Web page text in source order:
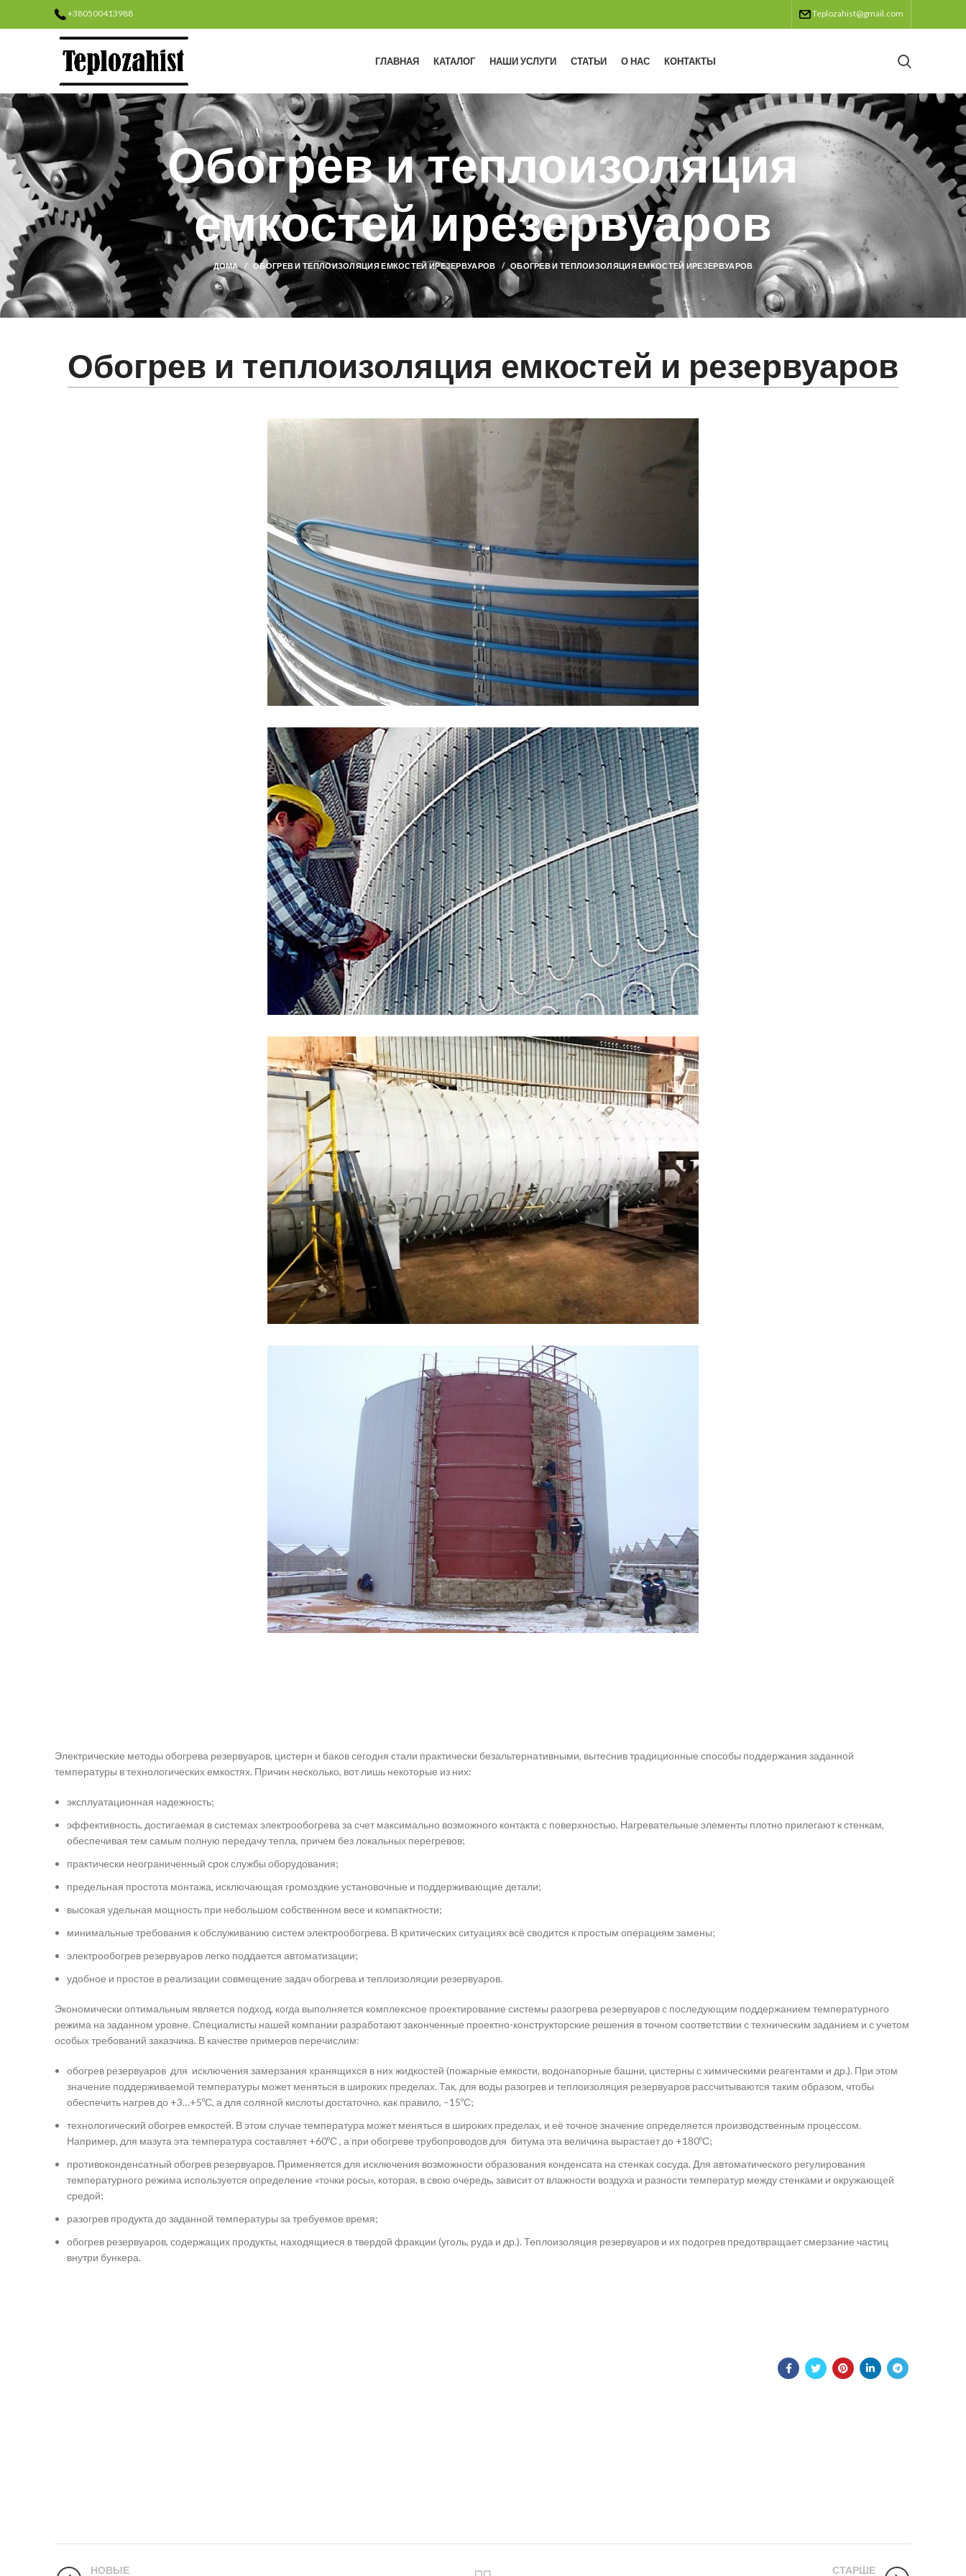
+380500413988 Teplozahist@gmail.com
ГЛАВНАЯ КАТАЛОГ НАШИ УСЛУГИ СТАТЬИ О НАС КОНТАКТЫ
Обогрев и теплоизоляция
емкостей ирезервуаров
ДОМА ОБОГРЕВ И ТЕПЛОИЗОЛЯЦИЯ ЕМКОСТЕЙ ИРЕЗЕРВУАРОВ ОБОГРЕВ И ТЕПЛОИЗОЛЯЦИЯ ЕМКОСТЕЙ ИРЕЗЕРВУАРОВ
Обогрев и теплоизоляция емкостей и резервуаров
Электрические методы обогрева резервуаров, цистерн и баков сегодня стали практически безальтернативными, вытеснив традиционные способы поддержания заданной
температуры в технологических емкостях. Причин несколько, вот лишь некоторые из них:
эксплуатационная надежность;
эффективность, достигаемая в системах электрообогрева за счет максимально возможного контакта с поверхностью. Нагревательные элементы плотно прилегают к стенкам,
обеспечивая тем самым полную передачу тепла, причем без локальных перегревов;
практически неограниченный срок службы оборудования;
предельная простота монтажа, исключающая громоздкие установочные и поддерживающие детали;
высокая удельная мощность при небольшом собственном весе и компактности;
минимальные требования к обслуживанию систем электрообогрева. В критических ситуациях всё сводится к простым операциям замены;
электрообогрев резервуаров легко поддается автоматизации;
удобное и простое в реализации совмещение задач обогрева и теплоизоляции резервуаров.
Экономически оптимальным является подход, когда выполняется комплексное проектирование системы разогрева резервуаров с последующим поддержанием температурного
режима на заданном уровне. Специалисты нашей компании разработают законченные проектно-конструкторские решения в точном соответствии с техническим заданием и с учетом
особых требований заказчика. В качестве примеров перечислим:
обогрев резервуаров для исключения замерзания хранящихся в них жидкостей (пожарные емкости, водонапорные башни, цистерны с химическими реагентами и др.). При этом
значение поддерживаемой температуры может меняться в широких пределах. Так, для воды разогрев и теплоизоляция резервуаров рассчитываются таким образом, чтобы
обеспечить нагрев до +3…+5ºС, а для соляной кислоты достаточно, как правило, –15ºС;
технологический обогрев емкостей. В этом случае температура может меняться в широких пределах, и её точное значение определяется производственным процессом.
Например, для мазута эта температура составляет +60ºС , а при обогреве трубопроводов для битума эта величина вырастает до +180ºС;
противоконденсатный обогрев резервуаров. Применяется для исключения возможности образования конденсата на стенках сосуда. Для автоматического регулирования
температурного режима используется определение «точки росы», которая, в свою очередь, зависит от влажности воздуха и разности температур между стенками и окружающей
средой;
разогрев продукта до заданной температуры за требуемое время;
обогрев резервуаров, содержащих продукты, находящиеся в твердой фракции (уголь, руда и др.). Теплоизоляция резервуаров и их подогрев предотвращает смерзание частиц
внутри бункера.
НОВЫЕ СТАРШЕ